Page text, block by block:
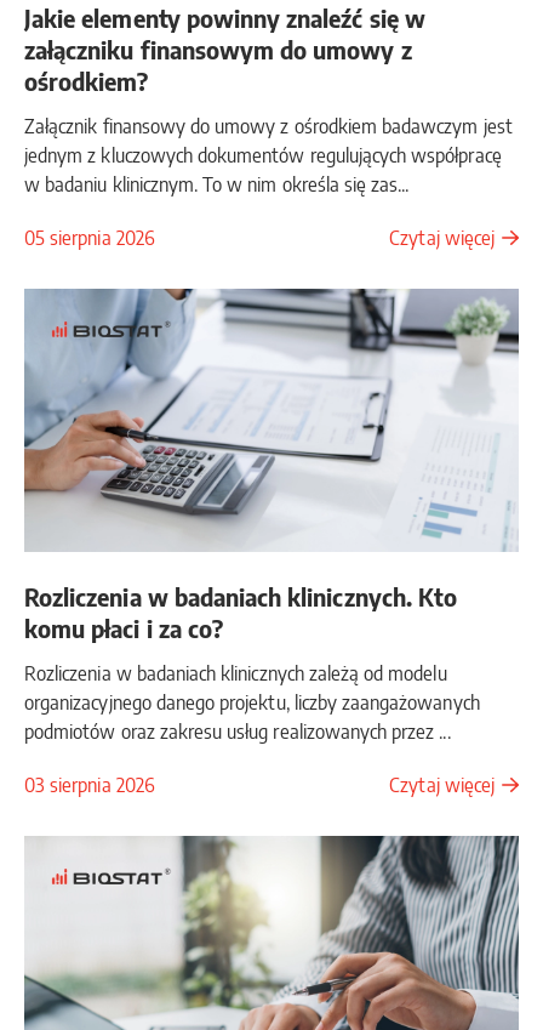
Jakie elementy powinny znaleźć się w
załączniku finansowym do umowy z
ośrodkiem?
Załącznik finansowy do umowy z ośrodkiem badawczym jest
jednym z kluczowych dokumentów regulujących współpracę
w badaniu klinicznym. To w nim określa się zas...
05 sierpnia 2026 Czytaj więcej
Rozliczenia w badaniach klinicznych. Kto
komu płaci i za co?
Rozliczenia w badaniach klinicznych zależą od modelu
organizacyjnego danego projektu, liczby zaangażowanych
podmiotów oraz zakresu usług realizowanych przez ...
03 sierpnia 2026 Czytaj więcej